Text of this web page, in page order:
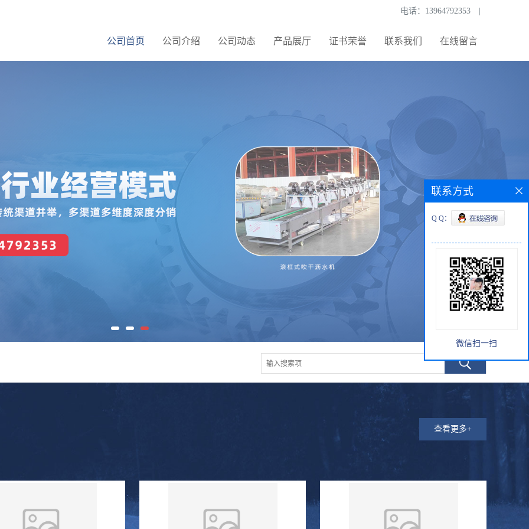
电话： 13964792353
公司首页 公司介绍 公司动态 产品展厅 证书荣誉 联系我们 在线留言
查看更多+
联系方式
Q Q：
微信扫一扫